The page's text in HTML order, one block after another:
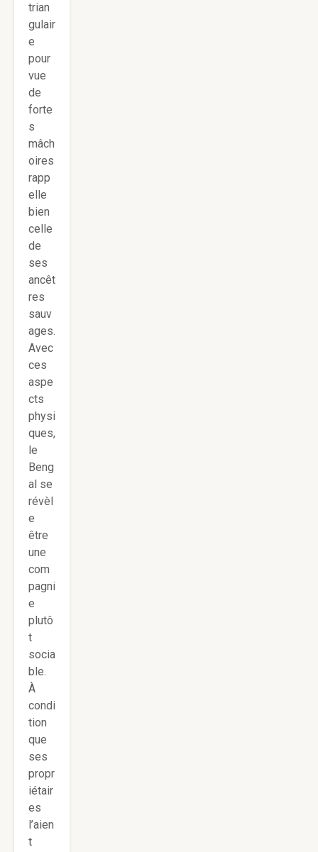
trian
gulair
e
pour
vue
de
forte
s
mâch
oires
rapp
elle
bien
celle
de
ses
ancêt
res
sauv
ages.
Avec
ces
aspe
cts
physi
ques,
le
Beng
al se
révèl
e
être
une
com
pagni
e
plutô
t
socia
ble.
À
condi
tion
que
ses
propr
iétair
es
l’aien
t